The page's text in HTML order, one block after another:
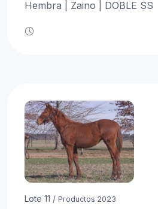
Hembra | Zaino | DOBLE SS
Lote 11 / Productos 2023